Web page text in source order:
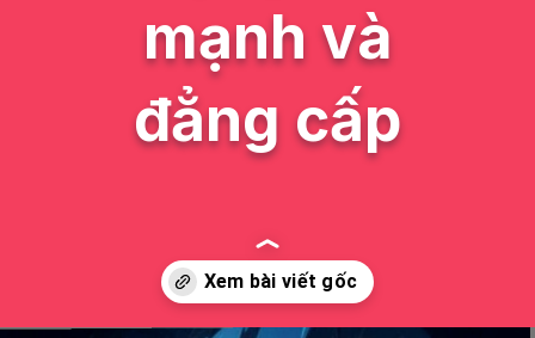
mạnh và
đẳng cấp